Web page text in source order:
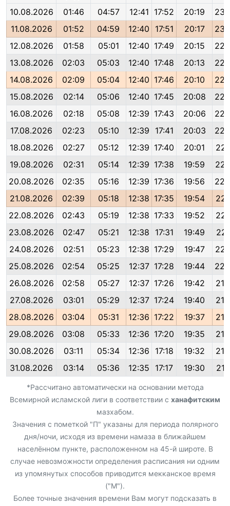
10.08.2026 01:46 04:57 12:41 17:52 20:19
11.08.2026
01:52 04:59 12:40 17:51 20:17
12.08.2026
01:58 05:01 12:40 17:49 20:15
13.08.2026
02:03 05:03 12:40 17:48 20:13
14.08.2026
02:09 05:04 12:40 17:46 20:10
15.08.2026
02:14 05:06 12:40 17:45 20:08
16.08.2026
02:18 05:08 12:39 17:43 20:06
17.08.2026
02:23 05:10 12:39 17:41 20:03
18.08.2026
02:27 05:12 12:39 17:40 20:01
19.08.2026
02:31 05:14 12:39 17:38 19:59
20.08.2026
02:35 05:16 12:39 17:36 19:56
21.08.2026
02:39 05:18 12:38 17:35 19:54
22.08.2026
02:43 05:19 12:38 17:33 19:52
23.08.2026
02:47 05:21 12:38 17:31 19:49
24.08.2026
02:51 05:23 12:38 17:29 19:47
25.08.2026
02:54 05:25 12:37 17:28 19:44
26.08.2026
02:58 05:27 12:37 17:26 19:42
27.08.2026
03:01 05:29 12:37 17:24 19:40
28.08.2026
03:04 05:31 12:36 17:22 19:37
29.08.2026
03:08 05:33 12:36 17:20 19:35
30.08.2026
03:11 05:34 12:36 17:18 19:32
31.08.2026
03:14 05:36 12:35 17:17 19:30
*Рассчитано автоматически на основании метода
Всемирной исламской лиги в соответствии с ханафитским
мазхабом.
Значения с пометкой "П" указаны для периода полярного
дня/ночи, исходя из времени намаза в ближайшем
населённом пункте, расположенном на 45-й широте. В
случае невозможности определения расписания ни одним
из упомянутых способов приводится мекканское время
("М").
Более точные значения времени Вам могут подсказать в